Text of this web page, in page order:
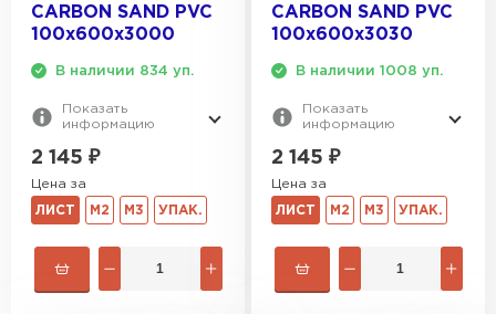
CARBON SAND PVC
100х600х3000
В наличии 834 уп.
Показать
информацию
2 145 ₽
Цена за
ЛИСТ М2 М3 УПАК.
CARBON SAND PVC
100х600х3030
В наличии 1008 уп.
Показать
информацию
2 145 ₽
Цена за
ЛИСТ М2 М3 УПАК.
Утеплитель Baswool
ПЕРЕЙТИ